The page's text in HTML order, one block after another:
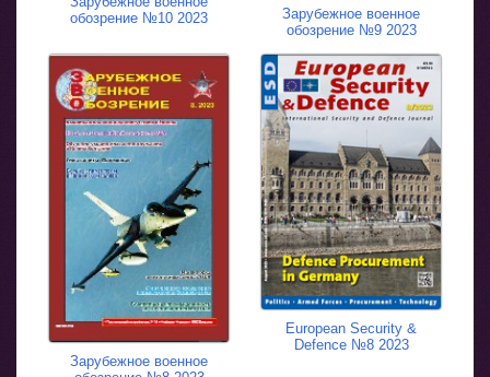
обозрение №10 2023
Зарубежное военное
обозрение №9 2023
Зарубежное военное
European Security &
Defence №8 2023